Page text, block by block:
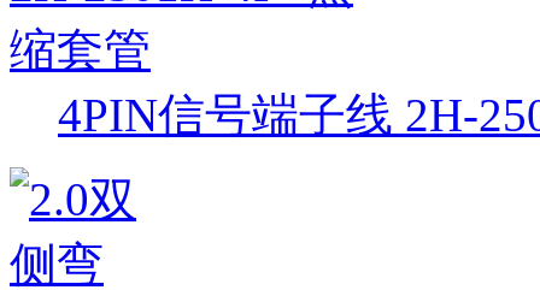
4PIN信号端子线 2H-